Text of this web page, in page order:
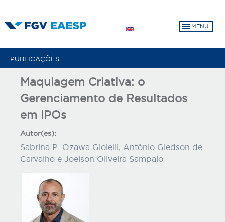
para
MENU
PUBLICAÇÕES
Maquiagem Criativa: o
Gerenciamento de Resultados
em IPOs
Autor(es):
Sabrina P. Ozawa Gioielli, Antônio Gledson de
Carvalho e Joelson Oliveira Sampaio